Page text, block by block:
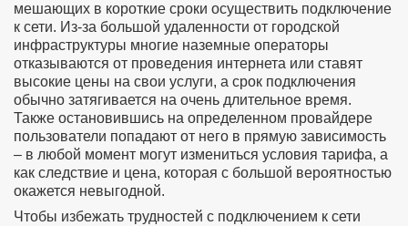
мешающих в короткие сроки осуществить подключение
к сети. Из-за большой удаленности от городской
инфраструктуры многие наземные операторы
отказываются от проведения интернета или ставят
высокие цены на свои услуги, а срок подключения
обычно затягивается на очень длительное время.
Также остановившись на определенном провайдере
пользователи попадают от него в прямую зависимость
– в любой момент могут измениться условия тарифа, а
как следствие и цена, которая с большой вероятностью
окажется невыгодной.
Чтобы избежать трудностей с подключением к сети